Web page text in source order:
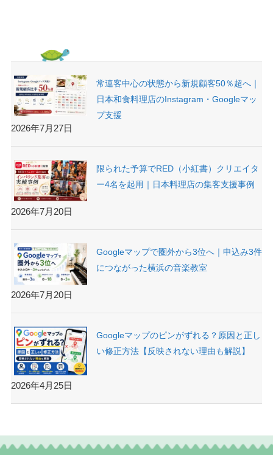
常連客中心の状態から新規顧客50％超へ｜
日本和食料理店のInstagram・Googleマッ
プ支援
2026年7月27日
限られた予算でRED（小紅書）クリエイタ
ー4名を起用｜日本料理店の集客支援事例
2026年7月20日
Googleマップで圏外から3位へ｜申込み3件
につながった横浜の音楽教室
2026年7月20日
Googleマップのピンがずれる？原因と正し
い修正方法【反映されない理由も解説】
2026年4月25日